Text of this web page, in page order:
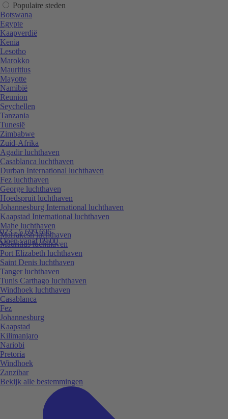
023 - 5 699 696
Open vanaf 09:00
Populaire steden
Botswana
Egypte
Kaapverdië
Kenia
Lesotho
Marokko
Mauritius
Mayotte
Namibië
Reunion
Seychellen
Tanzania
Tunesië
Zimbabwe
Zuid-Afrika
Agadir luchthaven
Casablanca luchthaven
Durban International luchthaven
Fez luchthaven
George luchthaven
Hoedspruit luchthaven
Johannesburg International luchthaven
Kaapstad International luchthaven
Mahe luchthaven
Marrakesh luchthaven
Mauritius luchthaven
Port Elizabeth luchthaven
Saint Denis luchthaven
Tanger luchthaven
Tunis Carthago luchthaven
Windhoek luchthaven
Casablanca
Fez
Johannesburg
Kaapstad
Kilimanjaro
Nariobi
Pretoria
Windhoek
Zanzibar
Bekijk alle bestemmingen